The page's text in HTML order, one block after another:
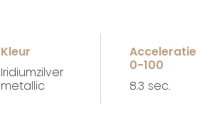
Kleur
Iridiumzilver
metallic
Acceleratie
0-100
8.3 sec.